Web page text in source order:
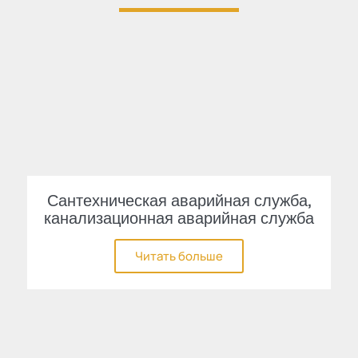
Сантехническая аварийная служба,
канализационная аварийная служба
Читать больше